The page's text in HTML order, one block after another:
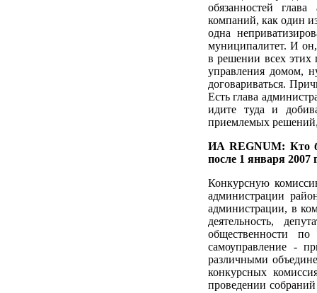
обязанностей
компаний, как один
одна
муниципалитет. И он,
в решении всех этих
управления домом,
договариваться.
Есть глава
идите туда и
приемлемых
ИА REGNUM: Кто
после 1 января 2007
Конкурсную
администрации
администрации, в
деятельность,
общественности
самоуправление -
различными
конкурсных
проведении